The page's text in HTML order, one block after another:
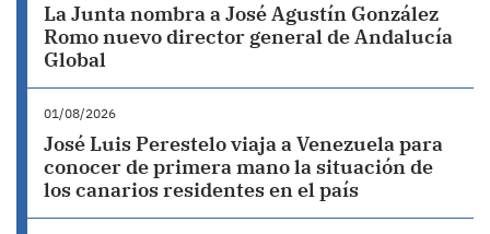
La Junta nombra a José Agustín González
Romo nuevo director general de Andalucía
Global
01/08/2026
José Luis Perestelo viaja a Venezuela para
conocer de primera mano la situación de
los canarios residentes en el país